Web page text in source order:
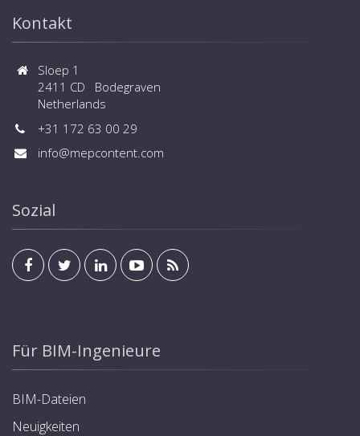
Kontakt
Sloep 1
2411 CD Bodegraven
Netherlands
+31 172 63 00 29
info@mepcontent.com
Sozial
Für BIM-Ingenieure
BIM-Dateien
Neuigkeiten